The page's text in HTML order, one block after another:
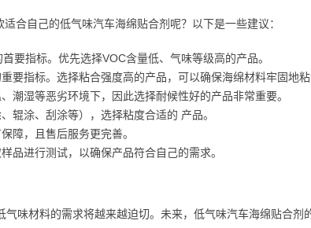
合自己的低气味汽车海绵贴合剂呢？以下是一些建议：
要指标。优先选择VOC含量低、气味等级高的产品。
要指标。选择粘合强度高的产品，可以确保海绵材料牢固地粘
潮湿等恶劣环境下，因此选择耐候性好的产品非常重要。
辊涂、刮涂等），选择粘度合适的 产品。
障，且售后服务更完善。
品进行测试，以确保产品符合自己的需求。
味材料的需求将越来越迫切。未来，低气味汽车海绵贴合剂